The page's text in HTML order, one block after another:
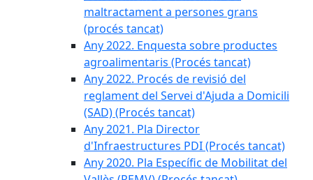
maltractament a persones grans
(procés tancat)
Any 2022. Enquesta sobre productes
agroalimentaris (Procés tancat)
Any 2022. Procés de revisió del
reglament del Servei d'Ajuda a Domicili
(SAD) (Procés tancat)
Any 2021. Pla Director
d'Infraestructures PDI (Procés tancat)
Any 2020. Pla Específic de Mobilitat del